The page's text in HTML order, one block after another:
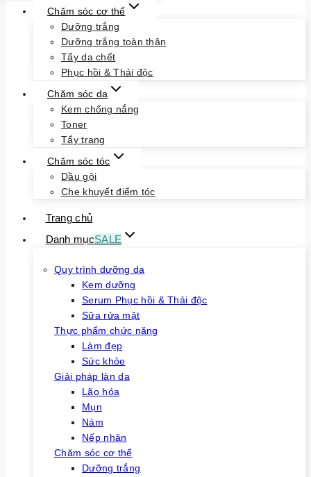
Chăm sóc cơ thể
Dưỡng trắng
Dưỡng trắng toàn thân
Tẩy da chết
Phục hồi & Thải độc
Chăm sóc da
Kem chống nắng
Toner
Tẩy trang
Chăm sóc tóc
Dầu gội
Che khuyết điểm tóc
Trang chủ
Danh mụcSALE
Quy trình dưỡng da
Kem dưỡng
Serum Phục hồi & Thải độc
Sữa rửa mặt
Thực phẩm chức năng
Làm đẹp
Sức khỏe
Giải pháp làn da
Lão hóa
Mụn
Nám
Nếp nhăn
Chăm sóc cơ thể
Dưỡng trắng